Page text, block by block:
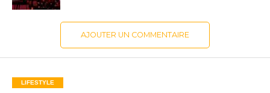
AJOUTER UN COMMENTAIRE
LIFESTYLE